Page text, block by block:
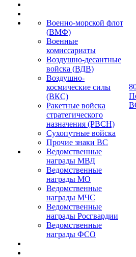
Военно-морской флот
(ВМФ)
Военные
комиссариаты
Воздушно-десантные
войска (ВДВ)
Воздушно-
космические силы
(ВКС)
Ракетные войска
стратегического
назначения (РВСН)
Сухопутные войска
Прочие знаки ВС
Ведомственные
награды МВД
Ведомственные
награды МО
Ведомственные
награды МЧС
Ведомственные
награды Росгвардии
Ведомственные
награды ФСО